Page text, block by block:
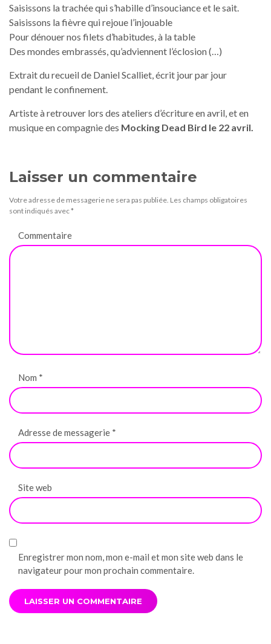
Saisissons la trachée qui s’habille d’insouciance et le sait.
Saisissons la fièvre qui rejoue l’injouable
Pour dénouer nos filets d’habitudes, à la table
Des mondes embrassés, qu’adviennent l’éclosion (…)
Extrait du recueil de Daniel Scalliet, écrit jour par jour
pendant le confinement.
Artiste à retrouver lors des ateliers d’écriture en avril, et en
musique en compagnie des Mocking Dead Bird le 22 avril.
Laisser un commentaire
Votre adresse de messagerie ne sera pas publiée. Les champs obligatoires
sont indiqués avec*
Commentaire
Nom *
Adresse de messagerie *
Site web
Enregistrer mon nom, mon e-mail et mon site web dans le
navigateur pour mon prochain commentaire.